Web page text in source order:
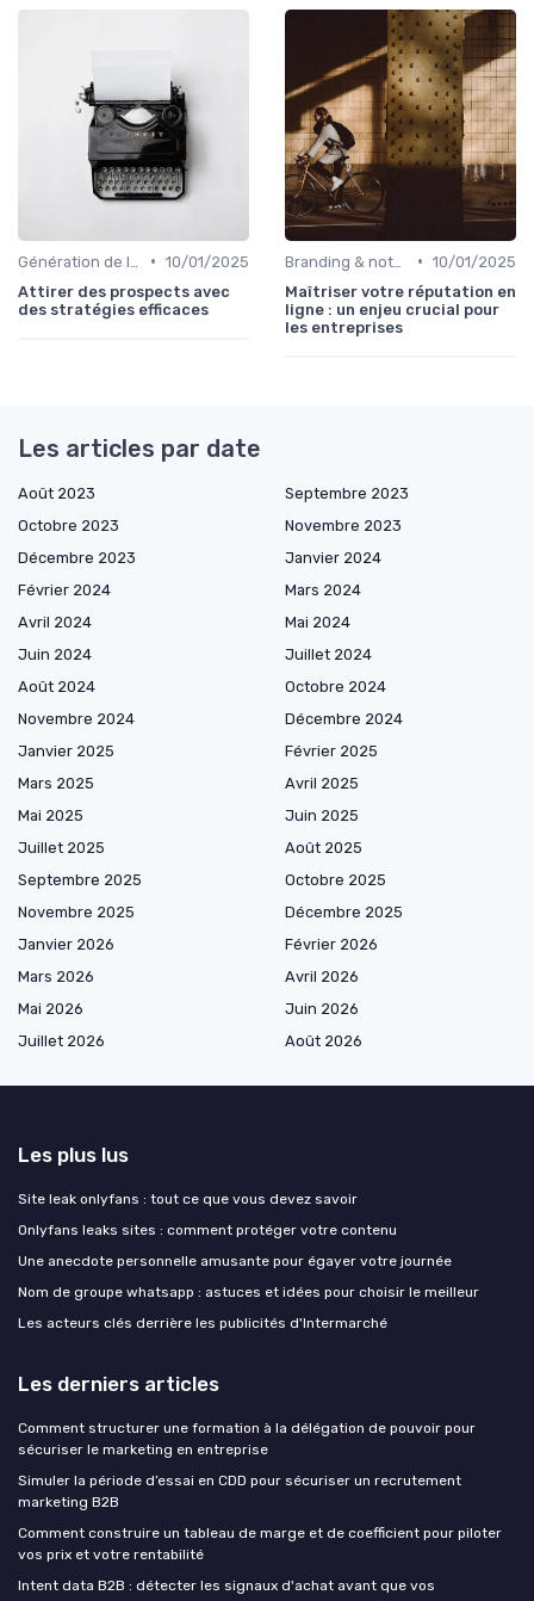
• 10/01/2025
Attirer des prospects avec
des stratégies efficaces
• 10/01/2025
Maîtriser votre réputation en
ligne : un enjeu crucial pour
les entreprises
Les articles par date
Août 2023
Septembre 2023
Octobre 2023
Novembre 2023
Décembre 2023
Janvier 2024
Février 2024
Mars 2024
Avril 2024
Mai 2024
Juin 2024
Juillet 2024
Août 2024
Octobre 2024
Novembre 2024
Décembre 2024
Janvier 2025
Février 2025
Mars 2025
Avril 2025
Mai 2025
Juin 2025
Juillet 2025
Août 2025
Septembre 2025
Octobre 2025
Novembre 2025
Décembre 2025
Janvier 2026
Février 2026
Mars 2026
Avril 2026
Mai 2026
Juin 2026
Juillet 2026
Août 2026
Les plus lus
Site leak onlyfans : tout ce que vous devez savoir
Onlyfans leaks sites : comment protéger votre contenu
Une anecdote personnelle amusante pour égayer votre journée
Nom de groupe whatsapp : astuces et idées pour choisir le meilleur
Les acteurs clés derrière les publicités d'Intermarché
Les derniers articles
Comment structurer une formation à la délégation de pouvoir pour
sécuriser le marketing en entreprise
Simuler la période d’essai en CDD pour sécuriser un recrutement
marketing B2B
Comment construire un tableau de marge et de coefficient pour piloter
vos prix et votre rentabilité
Intent data B2B : détecter les signaux d'achat avant que vos